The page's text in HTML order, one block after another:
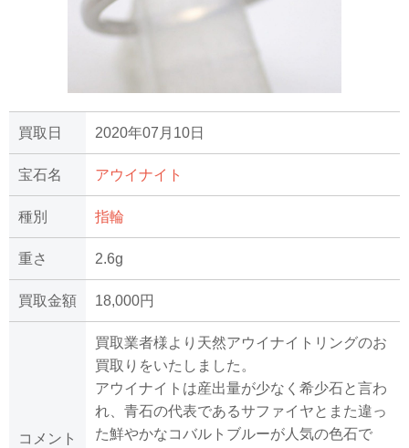
買取日 2020年07月10日
宝石名 アウイナイト
種別 指輪
重さ 2.6g
買取金額 18,000円
コメント
買取業者様より天然アウイナイトリングのお
買取りをいたしました。
アウイナイトは産出量が少なく希少石と言わ
れ、青石の代表であるサファイヤとまた違っ
た鮮やかなコバルトブルーが人気の色石で